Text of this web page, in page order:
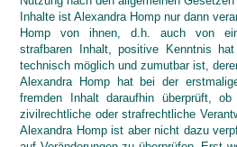
Inhalte ist Alexandra Homp nur dann
Homp von ihnen, d.h. auch von
strafbaren Inhalt, positive Kenntnis
technisch möglich und zumutbar ist,
Alexandra Homp hat bei der
fremden Inhalt daraufhin überprüft,
zivilrechtliche oder strafrechtliche
Alexandra Homp ist aber nicht dazu